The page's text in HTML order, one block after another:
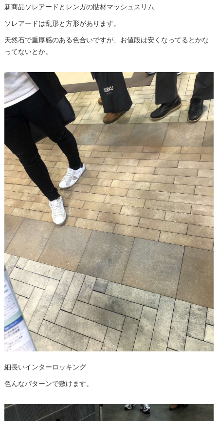
新商品ソレアードとレンガの貼材マッシュスリム
ソレアードは乱形と方形があります。
天然石で重厚感のある色合いですが、お値段は安くなってるとかな
ってないとか。
細長いインターロッキング
色んなパターンで敷けます。